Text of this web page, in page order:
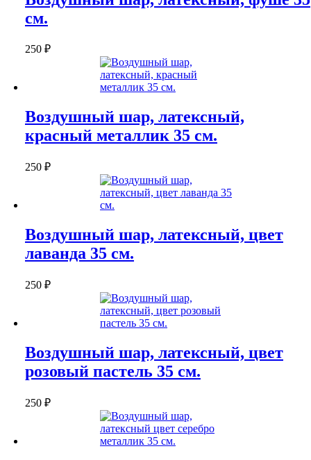
см.
250 ₽
Воздушный шар, латексный,
красный металлик 35 см.
250 ₽
Воздушный шар, латексный, цвет
лаванда 35 см.
250 ₽
Воздушный шар, латексный, цвет
розовый пастель 35 см.
250 ₽